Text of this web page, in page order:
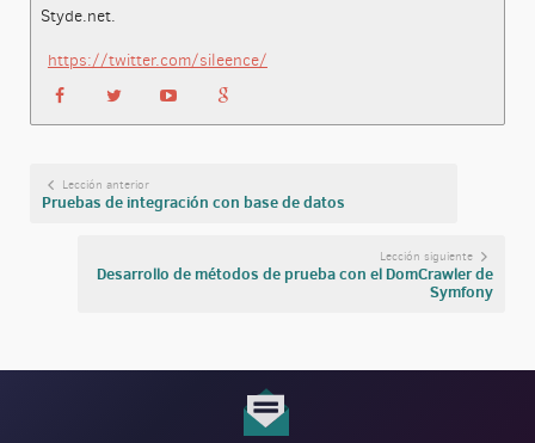
Styde.net.
https://twitter.com/sileence/
Lección anterior
Pruebas de integración con base de datos
Lección siguiente
Desarrollo de métodos de prueba con el DomCrawler de
Symfony